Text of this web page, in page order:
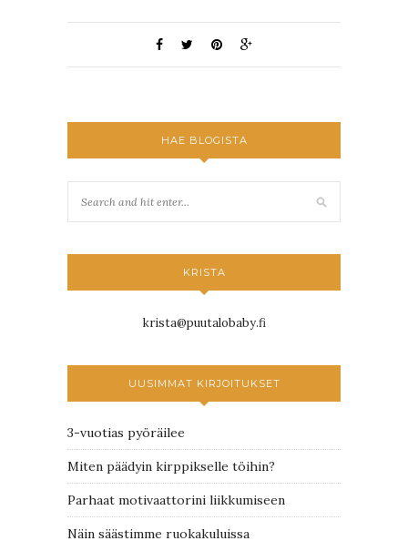
HAE BLOGISTA
KRISTA
krista@puutalobaby.fi
UUSIMMAT KIRJOITUKSET
3-vuotias pyöräilee
Miten päädyin kirppikselle töihin?
Parhaat motivaattorini liikkumiseen
Näin säästimme ruokakuluissa